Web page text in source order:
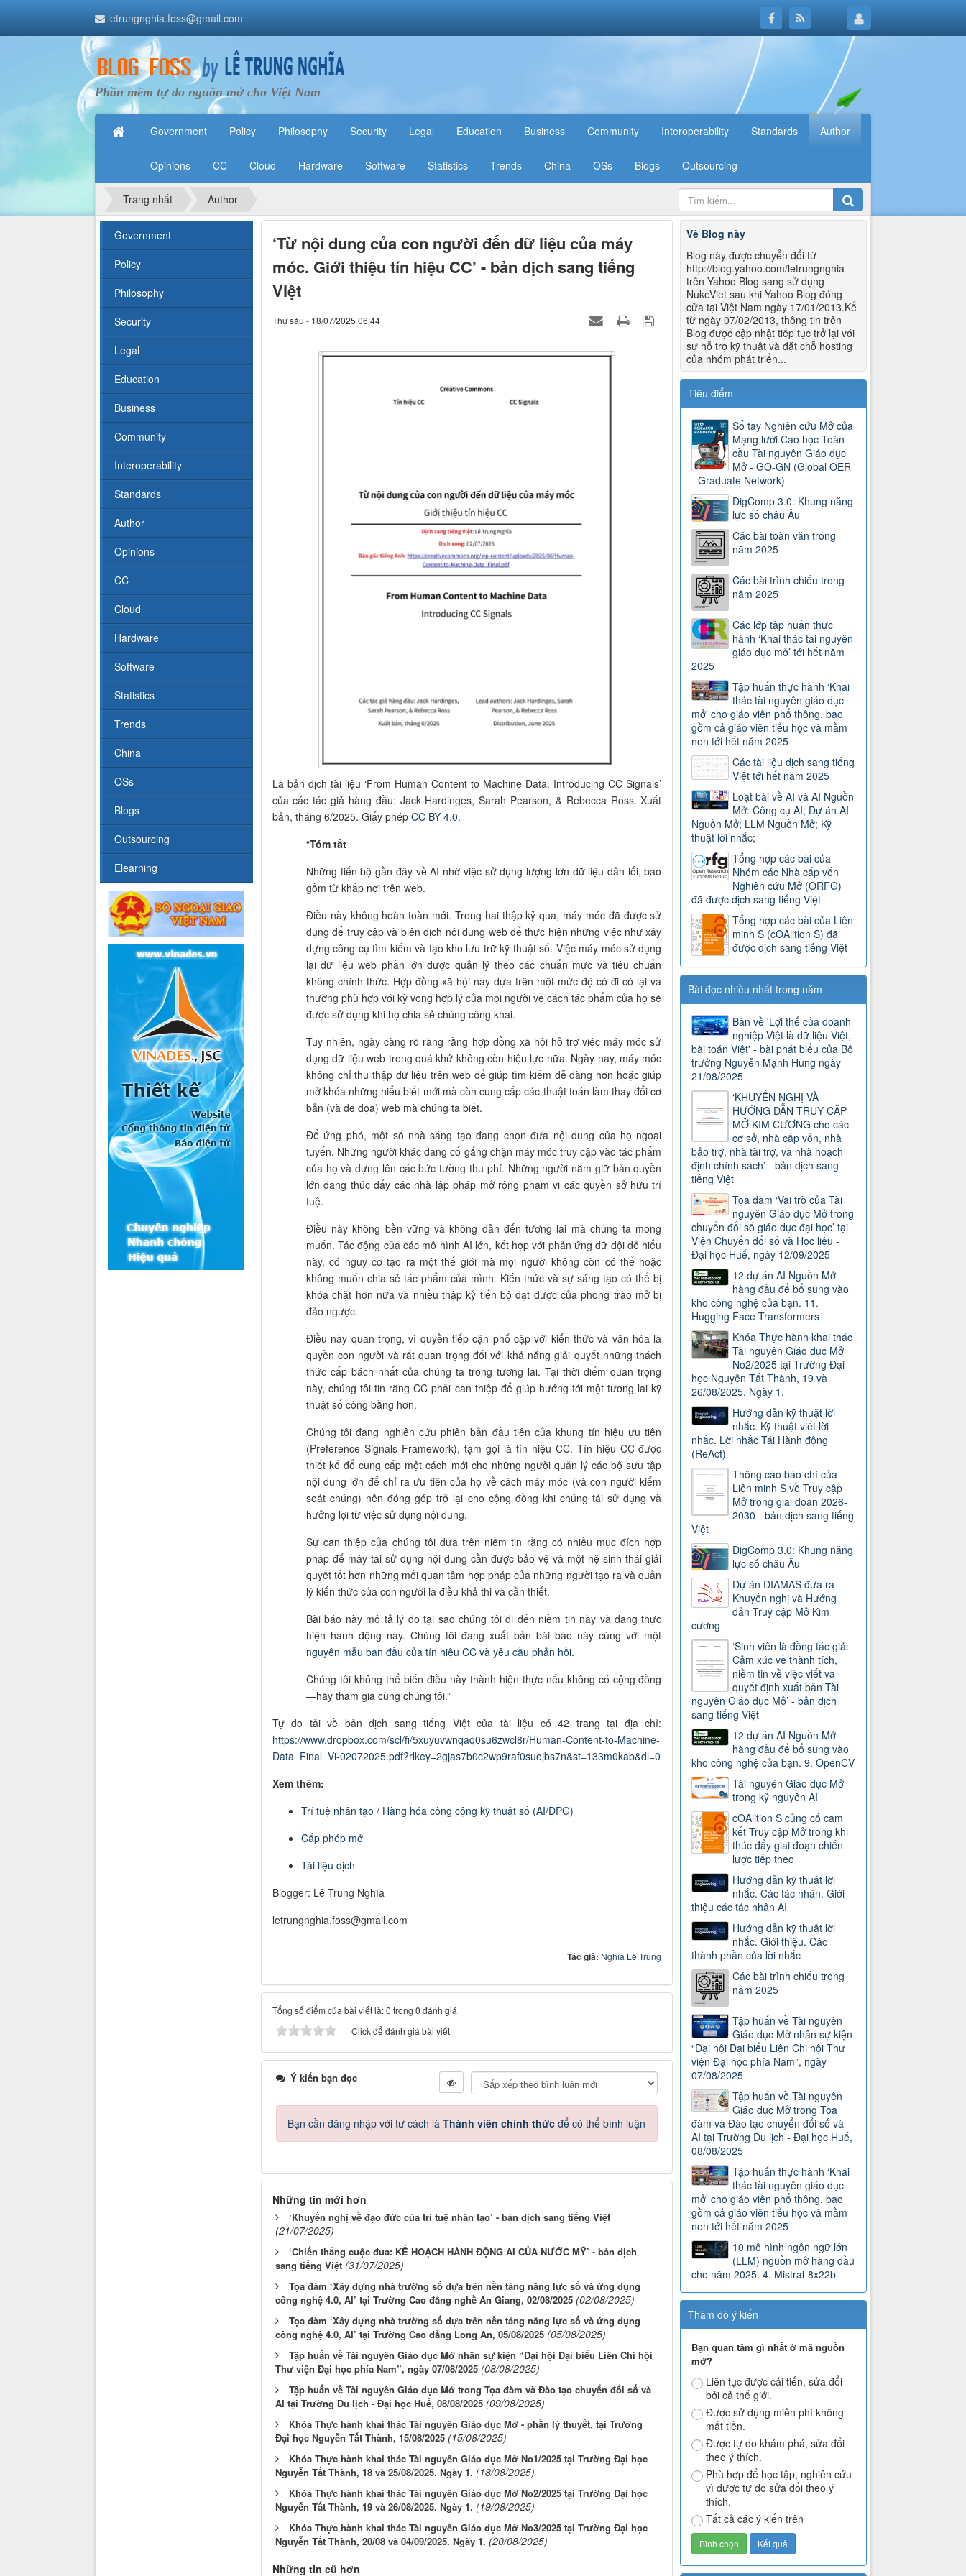
letrungnghia.foss@gmail.com
Phần mềm tự do nguồn mở cho Việt Nam
Government Policy Philosophy Security Legal Education Business Community Interoperability Standards Author
Opinions CC Cloud Hardware Software Statistics Trends China OSs Blogs Outsourcing
Trang nhất Author
‘Từ nội dung của con người đến dữ liệu của máy
móc. Giới thiệu tín hiệu CC’ - bản dịch sang tiếng
Việt
Thứ sáu - 18/07/2025 06:44
Là bản dịch tài liệu ‘From Human Content to Machine Data. Introducing CC Signals’
của các tác giả hàng đầu: Jack Hardinges, Sarah Pearson, & Rebecca Ross. Xuất
bản, tháng 6/2025. Giấy phép CC BY 4.0.
“Tóm tắt
Những tiến bộ gần đây về AI nhờ việc sử dụng lượng lớn dữ liệu dẫn lối, bao
gồm từ khắp nơi trên web.
Điều này không hoàn toàn mới. Trong hai thập kỷ qua, máy móc đã được sử
dụng để truy cập và biên dịch nội dung web để thực hiện những việc như xây
dựng công cụ tìm kiếm và tạo kho lưu trữ kỹ thuật số. Việc máy móc sử dụng
lại dữ liệu web phần lớn được quản lý theo các chuẩn mực và tiêu chuẩn
không chính thức. Hợp đồng xã hội này dựa trên một mức độ có đi có lại và
thường phù hợp với kỳ vọng hợp lý của mọi người về cách tác phẩm của họ sẽ
được sử dụng khi họ chia sẻ chúng công khai.
Tuy nhiên, ngày càng rõ ràng rằng hợp đồng xã hội hỗ trợ việc máy móc sử
dụng dữ liệu web trong quá khứ không còn hiệu lực nữa. Ngày nay, máy móc
không chỉ thu thập dữ liệu trên web để giúp tìm kiếm dễ dàng hơn hoặc giúp
mở khóa những hiểu biết mới mà còn cung cấp các thuật toán làm thay đổi cơ
bản (và đe dọa) web mà chúng ta biết.
Để ứng phó, một số nhà sáng tạo đang chọn đưa nội dung của họ ngoại
tuyến. Những người khác đang cố gắng chặn máy móc truy cập vào tác phẩm
của họ và dựng lên các bức tường thu phí. Những người nắm giữ bản quyền
lớn đang thúc đẩy các nhà lập pháp mở rộng phạm vi các quyền sở hữu trí
tuệ.
Điều này không bền vững và không dẫn đến tương lai mà chúng ta mong
muốn. Tác động của các mô hình AI lớn, kết hợp với phản ứng dữ dội dễ hiểu
này, có nguy cơ tạo ra một thế giới mà mọi người không còn có thể hoặc
không muốn chia sẻ tác phẩm của mình. Kiến thức và sự sáng tạo có thể bị
khóa chặt hơn nữa và nhiều thập kỷ tiến bộ đạt được của phong trào mở bị
đảo ngược.
Điều này quan trọng, vì quyền tiếp cận phổ cập với kiến thức và văn hóa là
quyền con người và rất quan trọng đối với khả năng giải quyết những thách
thức cấp bách nhất của chúng ta trong tương lai. Tại thời điểm quan trọng
này, chúng tôi tin rằng CC phải can thiệp để giúp hướng tới một tương lai kỹ
thuật số công bằng hơn.
Chúng tôi đang nghiên cứu phiên bản đầu tiên của khung tín hiệu ưu tiên
(Preference Signals Framework), tạm gọi là tín hiệu CC. Tín hiệu CC được
thiết kế để cung cấp một cách mới cho những người quản lý các bộ sưu tập
nội dung lớn để chỉ ra ưu tiên của họ về cách máy móc (và con người kiểm
soát chúng) nên đóng góp trở lại cho cộng đồng khi chúng tái sử dụng và
hưởng lợi từ việc sử dụng nội dung.
Sự can thiệp của chúng tôi dựa trên niềm tin rằng có nhiều mục đích hợp
pháp để máy tái sử dụng nội dung cần được bảo vệ và một hệ sinh thái giải
quyết tốt hơn những mối quan tâm hợp pháp của những người tạo ra và quản
lý kiến thức của con người là điều khả thi và cần thiết.
Bài báo này mô tả lý do tại sao chúng tôi đi đến niềm tin này và đang thực
hiện hành động này. Chúng tôi đang xuất bản bài báo này cùng với một
nguyên mẫu ban đầu của tín hiệu CC và yêu cầu phản hồi.
Chúng tôi không thể biến điều này thành hiện thực nếu không có cộng đồng
—hãy tham gia cùng chúng tôi.”
Tự do tải về bản dịch sang tiếng Việt của tài liệu có 42 trang tại địa chỉ:
https://www.dropbox.com/scl/fi/5xuyuvwnqaq0su6zwcl8r/Human-Content-to-Machine-
Data_Final_Vi-02072025.pdf?rlkey=2gjas7b0c2wp9raf0suojbs7n&st=133m0kab&dl=0
Xem thêm:
Trí tuệ nhân tạo / Hàng hóa công cộng kỹ thuật số (AI/DPG)
Cấp phép mở
Tài liệu dịch
Blogger: Lê Trung Nghĩa
letrungnghia.foss@gmail.com
Tác giả: Nghĩa Lê Trung
Tổng số điểm của bài viết là: 0 trong 0 đánh giá
Click để đánh giá bài viết
Ý kiến bạn đọc
Bạn cần đăng nhập với tư cách là Thành viên chính thứcđể có thể bình luận
Những tin mới hơn
‘Khuyến nghị về đạo đức của trí tuệ nhân tạo’ - bản dịch sang tiếng Việt
(21/07/2025)
‘Chiến thắng cuộc đua: KẾ HOẠCH HÀNH ĐỘNG AI CỦA NƯỚC MỸ’ - bản dịch
sang tiếng Việt (31/07/2025)
Tọa đàm ‘Xây dựng nhà trường số dựa trên nền tảng năng lực số và ứng dụng
công nghệ 4.0, AI’ tại Trường Cao đẳng nghề An Giang, 02/08/2025 (02/08/2025)
Tọa đàm ‘Xây dựng nhà trường số dựa trên nền tảng năng lực số và ứng dụng
công nghệ 4.0, AI’ tại Trường Cao đẳng Long An, 05/08/2025 (05/08/2025)
Tập huấn về Tài nguyên Giáo dục Mở nhân sự kiện “Đại hội Đại biểu Liên Chi hội
Thư viện Đại học phía Nam”, ngày 07/08/2025 (08/08/2025)
Tập huấn về Tài nguyên Giáo dục Mở trong Tọa đàm và Đào tạo chuyển đổi số và
AI tại Trường Du lịch - Đại học Huế, 08/08/2025 (09/08/2025)
Khóa Thực hành khai thác Tài nguyên Giáo dục Mở - phần lý thuyết, tại Trường
Đại học Nguyễn Tất Thành, 15/08/2025 (15/08/2025)
Khóa Thực hành khai thác Tài nguyên Giáo dục Mở No1/2025 tại Trường Đại học
Nguyễn Tất Thành, 18 và 25/08/2025. Ngày 1. (18/08/2025)
Khóa Thực hành khai thác Tài nguyên Giáo dục Mở No2/2025 tại Trường Đại học
Nguyễn Tất Thành, 19 và 26/08/2025. Ngày 1. (19/08/2025)
Khóa Thực hành khai thác Tài nguyên Giáo dục Mở No3/2025 tại Trường Đại học
Nguyễn Tất Thành, 20/08 và 04/09/2025. Ngày 1. (20/08/2025)
Những tin cũ hơn
Về Blog này
Blog này được chuyển đổi từ
http://blog.yahoo.com/letrungnghia
trên Yahoo Blog sang sử dụng
NukeViet sau khi Yahoo Blog đóng
cửa tại Việt Nam ngày 17/01/2013.Kể
từ ngày 07/02/2013, thông tin trên
Blog được cập nhật tiếp tục trở lại với
sự hỗ trợ kỹ thuật và đặt chỗ hosting
của nhóm phát triển...
Tiêu điểm
Sổ tay Nghiên cứu Mở của
Mạng lưới Cao học Toàn
cầu Tài nguyên Giáo dục
Mở - GO-GN (Global OER
- Graduate Network)
DigComp 3.0: Khung năng
lực số châu Âu
Các bài toàn văn trong
năm 2025
Các bài trình chiếu trong
năm 2025
Các lớp tập huấn thực
hành ‘Khai thác tài nguyên
giáo dục mở’ tới hết năm
2025
Tập huấn thực hành ‘Khai
thác tài nguyên giáo dục
mở’ cho giáo viên phổ thông, bao
gồm cả giáo viên tiểu học và mầm
non tới hết năm 2025
Các tài liệu dịch sang tiếng
Việt tới hết năm 2025
Loạt bài về AI và AI Nguồn
Mở: Công cụ AI; Dự án AI
Nguồn Mở; LLM Nguồn Mở; Kỹ
thuật lời nhắc;
Tổng hợp các bài của
Nhóm các Nhà cấp vốn
Nghiên cứu Mở (ORFG)
đã được dịch sang tiếng Việt
Tổng hợp các bài của Liên
minh S (cOAlition S) đã
được dịch sang tiếng Việt
Bài đọc nhiều nhất trong năm
Bàn về 'Lợi thế của doanh
nghiệp Việt là dữ liệu Việt,
bài toán Việt' - bài phát biểu của Bộ
trưởng Nguyễn Mạnh Hùng ngày
21/08/2025
‘KHUYẾN NGHỊ VÀ
HƯỚNG DẪN TRUY CẬP
MỞ KIM CƯƠNG cho các
cơ sở, nhà cấp vốn, nhà
bảo trợ, nhà tài trợ, và nhà hoạch
định chính sách’ - bản dịch sang
tiếng Việt
Tọa đàm ‘Vai trò của Tài
nguyên Giáo dục Mở trong
chuyển đổi số giáo dục đại học’ tại
Viện Chuyển đổi số và Học liệu -
Đại học Huế, ngày 12/09/2025
12 dự án AI Nguồn Mở
hàng đầu để bổ sung vào
kho công nghệ của bạn. 11.
Hugging Face Transformers
Khóa Thực hành khai thác
Tài nguyên Giáo dục Mở
No2/2025 tại Trường Đại
học Nguyễn Tất Thành, 19 và
26/08/2025. Ngày 1.
Hướng dẫn kỹ thuật lời
nhắc. Kỹ thuật viết lời
nhắc. Lời nhắc Tái Hành động
(ReAct)
Thông cáo báo chí của
Liên minh S về Truy cập
Mở trong giai đoạn 2026-
2030 - bản dịch sang tiếng
Việt
DigComp 3.0: Khung năng
lực số châu Âu
Dự án DIAMAS đưa ra
Khuyến nghị và Hướng
dẫn Truy cập Mở Kim
cương
‘Sinh viên là đồng tác giả:
Cảm xúc về thành tích,
niềm tin về việc viết và
quyết định xuất bản Tài
nguyên Giáo dục Mở’ - bản dịch
sang tiếng Việt
12 dự án AI Nguồn Mở
hàng đầu để bổ sung vào
kho công nghệ của bạn. 9. OpenCV
Tài nguyên Giáo dục Mở
trong kỷ nguyên AI
cOAlition S củng cố cam
kết Truy cập Mở trong khi
thúc đẩy giai đoạn chiến
lược tiếp theo
Hướng dẫn kỹ thuật lời
nhắc. Các tác nhân. Giới
thiệu các tác nhân AI
Hướng dẫn kỹ thuật lời
nhắc. Giới thiệu. Các
thành phần của lời nhắc
Các bài trình chiếu trong
năm 2025
Tập huấn về Tài nguyên
Giáo dục Mở nhân sự kiện
“Đại hội Đại biểu Liên Chi hội Thư
viện Đại học phía Nam”, ngày
07/08/2025
Tập huấn về Tài nguyên
Giáo dục Mở trong Tọa
đàm và Đào tạo chuyển đổi số và
AI tại Trường Du lịch - Đại học Huế,
08/08/2025
Tập huấn thực hành ‘Khai
thác tài nguyên giáo dục
mở’ cho giáo viên phổ thông, bao
gồm cả giáo viên tiểu học và mầm
non tới hết năm 2025
10 mô hình ngôn ngữ lớn
(LLM) nguồn mở hàng đầu
cho năm 2025. 4. Mistral-8x22b
Thăm dò ý kiến
Bạn quan tâm gì nhất ở mã nguồn
mở?
Liên tục được cải tiến, sửa đổi
bởi cả thế giới.
Được sử dụng miễn phí không
mất tiền.
Được tự do khám phá, sửa đổi
theo ý thích.
Phù hợp để học tập, nghiên cứu
vì được tự do sửa đổi theo ý
thích.
Tất cả các ý kiến trên
Government
Policy
Philosophy
Security
Legal
Education
Business
Community
Interoperability
Standards
Author
Opinions
CC
Cloud
Hardware
Software
Statistics
Trends
China
OSs
Blogs
Outsourcing
Elearning